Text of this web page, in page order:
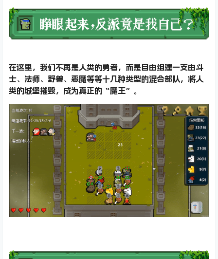
在这里，我们不再是人类的勇者，而是自由组建一支由斗
士、法师、野兽、恶魔等等十几种类型的混合部队，将人
类的城堡摧毁，成为真正的“魔王”。